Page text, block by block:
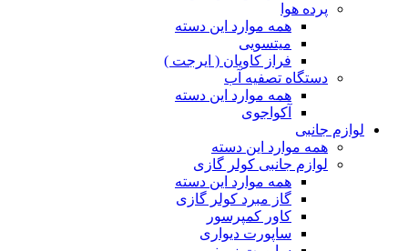
پرده هوا
همه موارد این دسته
میتسویی
فراز کاویان ( ایرجت )
دستگاه تصفیه آب
همه موارد این دسته
آکواجوی
لوازم جانبی
همه موارد این دسته
لوازم جانبی کولر گازی
همه موارد این دسته
گاز مبرد کولر گازی
کاور کمپرسور
ساپورت دیواری